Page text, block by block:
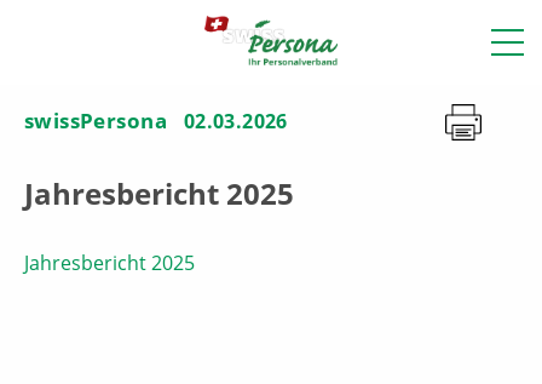
swissPersona 02.03.2026
Jahresbericht 2025
Jahresbericht 2025